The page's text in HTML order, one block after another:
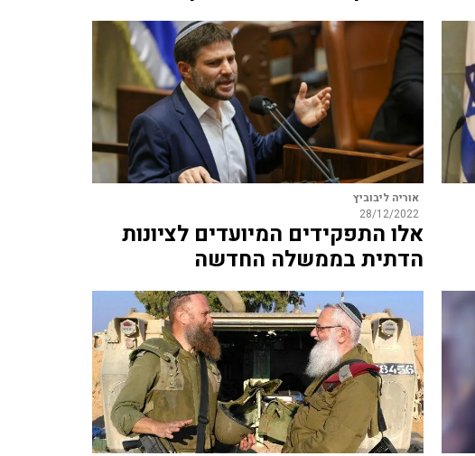
אוריה ליבוביץ
28/12/2022
אלו התפקידים המיועדים לציונות
הדתית בממשלה החדשה